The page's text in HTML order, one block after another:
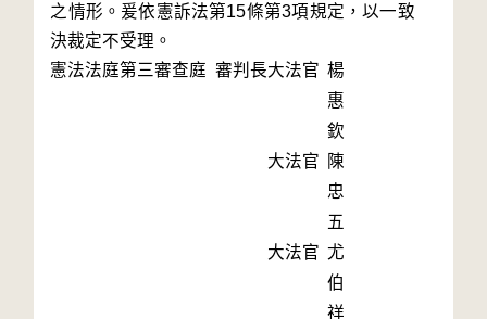
之情形。爰依憲訴法第15條第3項規定，以一致
決裁定不受理。
憲法法庭第三審查庭 審判長大法官 楊
惠
欽
大法官
陳
忠
五
大法官 尤
伯
祥